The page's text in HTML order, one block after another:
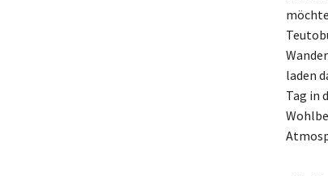
laden
Tag in